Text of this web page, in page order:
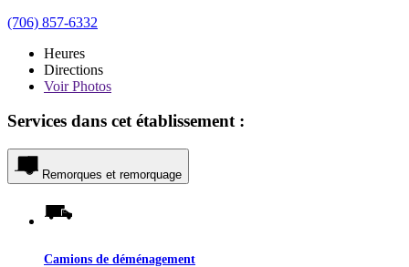
(706) 857-6332
Heures
Directions
VoirPhotos
Services dans cet établissement :
Remorques et remorquage
Camions de déménagement